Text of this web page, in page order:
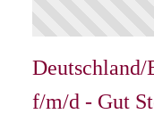
f/m/d - Gut